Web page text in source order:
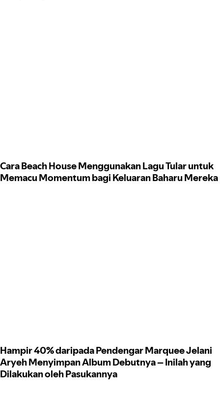
Cara Beach House Menggunakan Lagu Tular untuk
Memacu Momentum bagi Keluaran Baharu Mereka
Hampir 40% daripada Pendengar Marquee Jelani
Aryeh Menyimpan Album Debutnya – Inilah yang
Dilakukan oleh Pasukannya